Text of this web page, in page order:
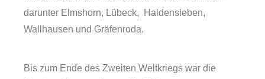
darunter Elmshorn, Lübeck, Haldensleben,
Wallhausen und Gräfenroda.
Bis zum Ende des Zweiten Weltkriegs war die